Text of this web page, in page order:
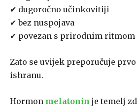
✔ dugoročno učinkovitiji
✔ bez nuspojava
✔ povezan s prirodnim
Zato se uvijek preporučuje
ishranu.
Hormon melatonin je temelj